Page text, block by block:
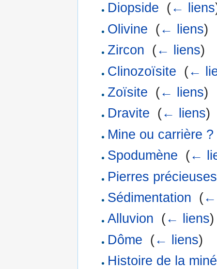
Diopside (← liens
Olivine (← liens)
Zircon (← liens)
Clinozoïsite (←
Zoïsite (← liens)
Dravite (← liens)
Mine ou carrière ?
Spodumène (←
Pierres précieuses
Sédimentation (←
Alluvion (← liens)
Dôme (← liens)
Histoire de la